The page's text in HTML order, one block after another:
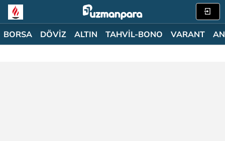
BORSA DÖVİZ ALTIN TAHVİL-BONO VARANT